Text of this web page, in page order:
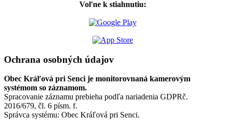
Voľne k stiahnutiu:
Ochrana osobných údajov
Obec Kráľová pri Senci je monitorovnaná kamerovým
systémom so záznamom.
Spracovanie záznamu prebieha podľa nariadenia GDPRč.
2016/679, čl. 6 písm. f.
Správca systému: Obec Kráľová pri Senci.